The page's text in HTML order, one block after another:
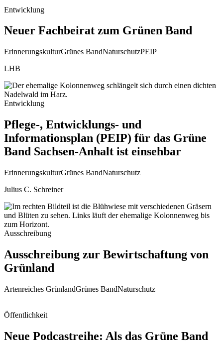
Entwicklung
Neuer Fachbeirat zum Grünen Band
ErinnerungskulturGrünes BandNaturschutzPEIP
LHB
Entwicklung
Pflege-, Entwicklungs- und
Informationsplan (PEIP) für das Grüne
Band Sachsen-Anhalt ist einsehbar
ErinnerungskulturGrünes BandNaturschutz
Julius C. Schreiner
Ausschreibung
Ausschreibung zur Bewirtschaftung von
Grünland
Artenreiches GrünlandGrünes BandNaturschutz
Öffentlichkeit
Neue Podcastreihe: Als das Grüne Band